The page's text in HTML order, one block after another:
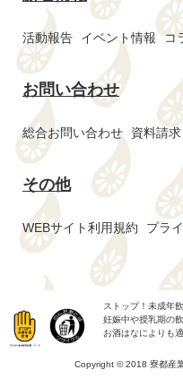
活動報告 イベント情報 コ
お問い合わせ
総合お問い合わせ 資料請求
その他
WEBサイト利用規約 プラ
ストップ！未成年
妊娠中や授乳期の
お酒はなによりも
Copyright © 2018 寮都産